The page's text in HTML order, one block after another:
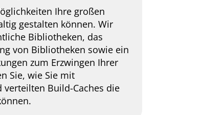
Ihre großen
gestalten können. Wir
Bibliotheken, das
von Bibliotheken sowie ein
zum Erzwingen Ihrer
Sie, wie Sie mit
Build-Caches die